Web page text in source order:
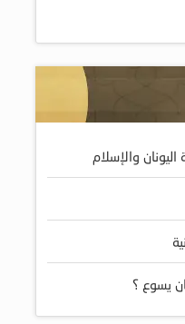
والإسلام
يسوع ؟